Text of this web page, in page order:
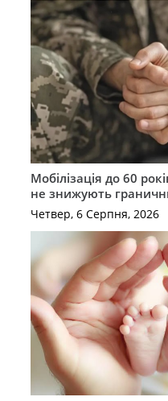
Мобілізація до 60
не знижують
Четвер, 6 Серпня, 2026